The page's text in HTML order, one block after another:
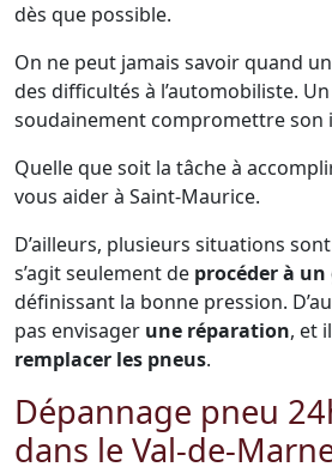
dès que possible.
On ne peut jamais savoir quand
des difficultés à l’automobiliste.
soudainement compromettre son
Quelle que soit la tâche à
vous aider à Saint-Maurice.
D’ailleurs, plusieurs situations
s’agit seulement de procéder à
définissant la bonne pression.
pas envisager une réparation, et
remplacer les pneus.
Dépannage pneu
dans le Val-de-